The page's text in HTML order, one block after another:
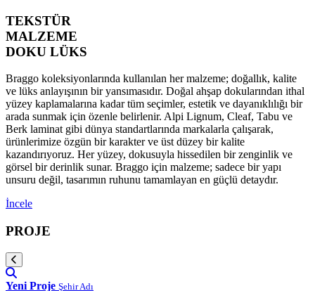
TEKSTÜR
MALZEME
DOKU LÜKS
Braggo koleksiyonlarında kullanılan her malzeme; doğallık, kalite
ve lüks anlayışının bir yansımasıdır. Doğal ahşap dokularından ithal
yüzey kaplamalarına kadar tüm seçimler, estetik ve dayanıklılığı bir
arada sunmak için özenle belirlenir. Alpi Lignum, Cleaf, Tabu ve
Berk laminat gibi dünya standartlarında markalarla çalışarak,
ürünlerimize özgün bir karakter ve üst düzey bir kalite
kazandırıyoruz. Her yüzey, dokusuyla hissedilen bir zenginlik ve
görsel bir derinlik sunar. Braggo için malzeme; sadece bir yapı
unsuru değil, tasarımın ruhunu tamamlayan en güçlü detaydır.
İncele
PROJE
Yeni Proje Şehir Adı